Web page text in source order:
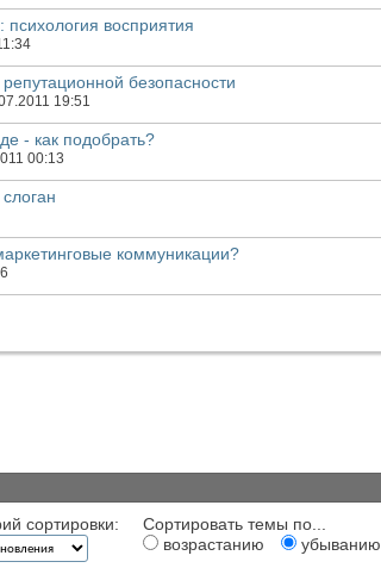
психология восприятия
безопасности
19:51
- как подобрать?
00:13
коммуникации?
сортировки:
Сортировать темы по...
возрастанию
убыванию